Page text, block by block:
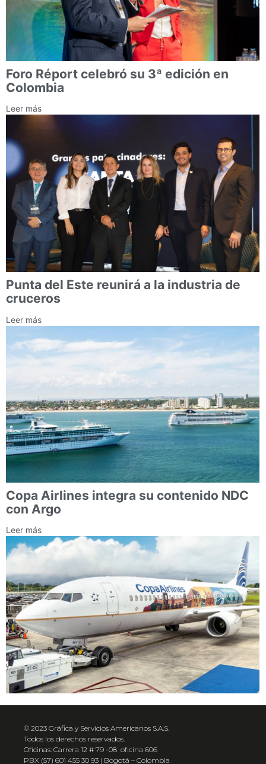
Foro Réport celebró su 3ª edición en
Colombia
Leer más
Punta del Este reunirá a la industria de
cruceros
Leer más
Copa Airlines integra su contenido NDC
con Argo
Leer más
© 2023 Gráfica y Servicios Americanos S.A.S.
Todos los derechos reservados.
Oficinas: Carrera 12 # 79 -08 oficina 606
PBX (57) 601 455 30 93 | Bogotá – Colombia